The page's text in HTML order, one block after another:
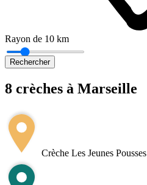
Rayon de 10 km
Rechercher
8 crèches à Marseille
+
−
Crèche Les Jeunes Pousses